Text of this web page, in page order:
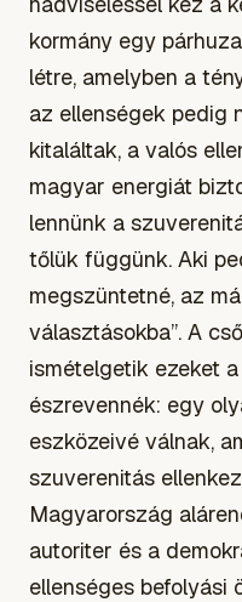
kormány egy
létre, amelyben a
az ellenségek pedig
kitaláltak, a valós
magyar energiát
lennünk a
tőlük függünk. Aki
megszüntetné, az
választásokba”. A
ismételgetik ezeket
észrevennék: egy
eszközeivé válnak,
szuverenitás
Magyarország
autoriter és a
ellenséges befolyási